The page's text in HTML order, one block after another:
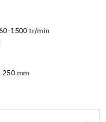
1500 tr/min
250 mm